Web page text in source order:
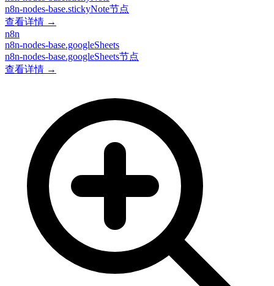
n8n-nodes-base.stickyNote节点
查看详情 →
n8n
n8n-nodes-base.googleSheets
n8n-nodes-base.googleSheets节点
查看详情 →